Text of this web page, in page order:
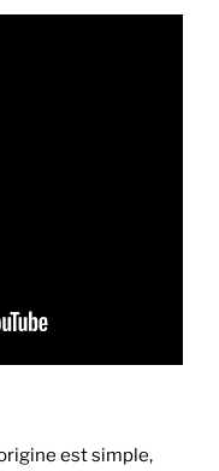
est simple,